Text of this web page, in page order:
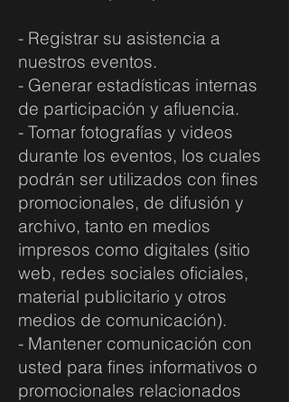
- Registrar su asistencia a
nuestros eventos.
- Generar estadísticas internas
de participación y afluencia.
- Tomar fotografías y videos
durante los eventos, los cuales
podrán ser utilizados con fines
promocionales, de difusión y
archivo, tanto en medios
impresos como digitales (sitio
web, redes sociales oficiales,
material publicitario y otros
medios de comunicación).
- Mantener comunicación con
usted para fines informativos o
promocionales relacionados